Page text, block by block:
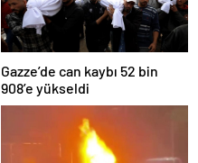
Gazze’de can kaybı 52 bin
908’e yükseldi